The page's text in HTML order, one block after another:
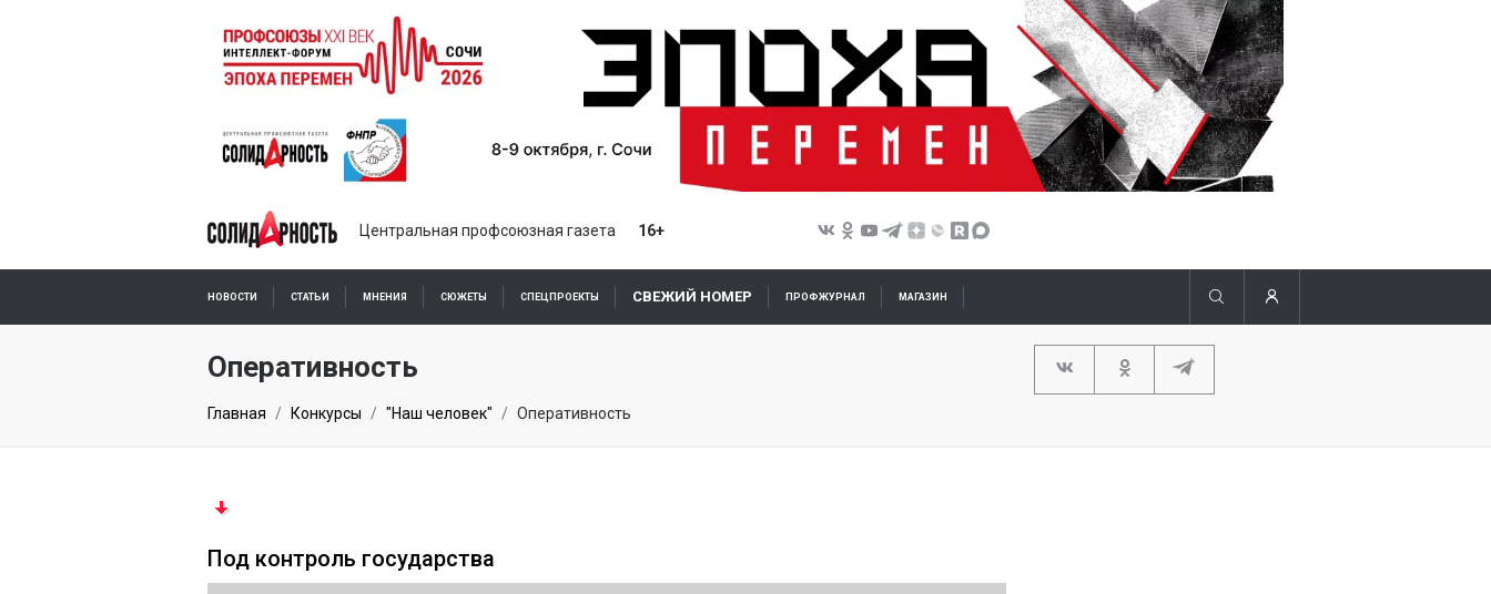
Центральная профсоюзная газета 16+
НОВОСТИ СТАТЬИ МНЕНИЯ СЮЖЕТЫ СПЕЦПРОЕКТЫ СВЕЖИЙ НОМЕР ПРОФЖУРНАЛ МАГАЗИН
Оперативность
Главная Конкурсы "Наш человек" Оперативность
Под контроль государства